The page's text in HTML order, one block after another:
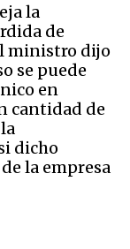
la
de
ministro dijo
se puede
en
cantidad de
dicho
la empresa